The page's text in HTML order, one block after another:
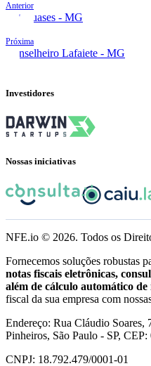
Anterior
Cataguases - MG
Próxima
Conselheiro Lafaiete - MG
Investidores
Nossas iniciativas
NFE.io © 2026. Todos os
Fornecemos soluções robustas
notas fiscais eletrônicas,
além de cálculo automático de
fiscal da sua empresa com
Endereço: Rua Cláudio
Pinheiros, São Paulo - SP,
CNPJ: 18.792.479/0001-01